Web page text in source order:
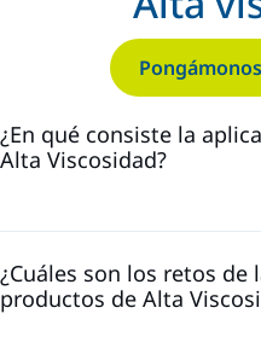
¿En qué consiste la
Alta Viscosidad?
¿Cuáles son los retos de
productos de Alta